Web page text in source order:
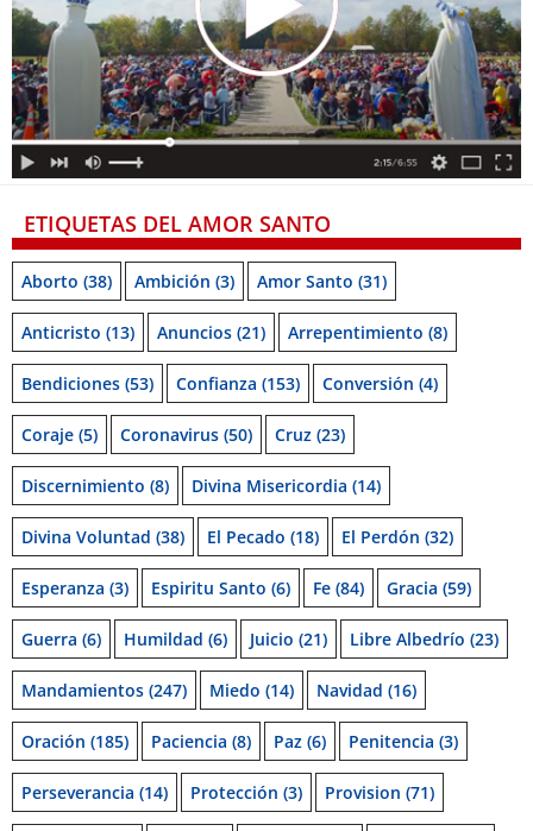
ETIQUETAS DEL AMOR SANTO
Aborto (38) Ambición (3) Amor Santo (31)
Anticristo (13) Anuncios (21) Arrepentimiento (8)
Bendiciones (53) Confianza (153) Conversión (4)
Coraje (5) Coronavirus (50) Cruz (23)
Discernimiento (8) Divina Misericordia (14)
Divina Voluntad (38) El Pecado (18) El Perdón (32)
Esperanza (3) Espiritu Santo (6) Fe (84) Gracia (59)
Guerra (6) Humildad (6) Juicio (21) Libre Albedrío (23)
Mandamientos (247) Miedo (14) Navidad (16)
Oración (185) Paciencia (8) Paz (6) Penitencia (3)
Perseverancia (14) Protección (3) Provision (71)